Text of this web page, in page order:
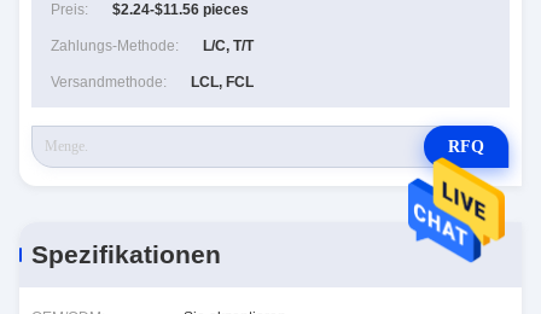
Preis: $2.24-$11.56 pieces
Zahlungs-Methode: L/C, T/T
Versandmethode: LCL, FCL
RFQ
Spezifikationen